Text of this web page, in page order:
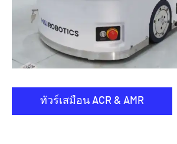
ทัวร์เสมือน ACR & AMR